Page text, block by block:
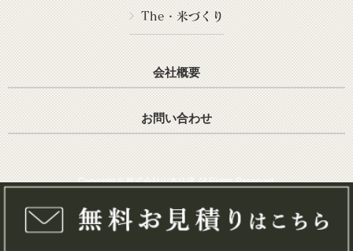
The・米づくり
会社概要
お問い合わせ
Copyright © 株式会社山本住建 All Rights Reserved.